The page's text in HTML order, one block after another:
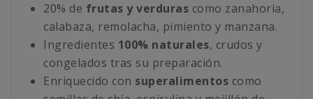
20% de frutas y verduras como zanahoria,
calabaza, remolacha, pimiento y manzana.
Ingredientes 100% naturales, crudos y
congelados tras su preparación.
Enriquecido con superalimentos como